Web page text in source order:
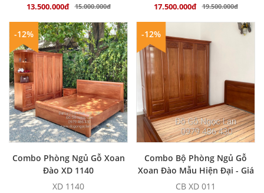
13.500.000đ 15.000.000đ 17.500.000đ 19.500.000đ
MUA NGAY
-12%
Combo Phòng Ngủ Gỗ Xoan
Đào XD 1140
XD 1140
MUA NGAY
-12%
Combo Bộ Phòng Ngủ Gỗ
Xoan Đào Mẫu Hiện Đại - Giá
Rẻ
CB XD 011